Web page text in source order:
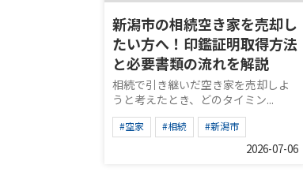
新潟市の相続空き家を売却し
たい方へ！印鑑証明取得方法
と必要書類の流れを解説
相続で引き継いだ空き家を売却しよ
うと考えたとき、どのタイミン...
#空家 #相続 #新潟市
2026-07-06